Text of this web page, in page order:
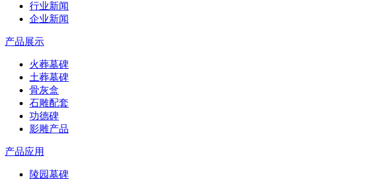
行业新闻
企业新闻
产品展示
火葬墓碑
土葬墓碑
骨灰盒
石雕配套
功德碑
影雕产品
产品应用
陵园墓碑